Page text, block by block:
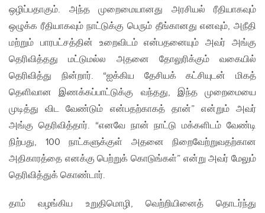
ஒழிப்பதாகும். அந்த முறைமையானது அரசியல் ரீதியாகவும்
ஒழுக்க ரீதியாகவும் நாட்டுக்கு பெரும் தீங்கானது எனவும், அநீதி
மற்றும் பாரபட்சத்தின் உறைவிடம் என்பதனையும் அவர் அங்கு
தெரிவித்தது மட்டுமல்ல அதனை தோலுரிக்கும் வகையில்
தெரிவித்து நின்றார். “ஐக்கிய தேசியக் கட்சியுடன் மிகத்
தெளிவான இணக்கப்பாட்டுக்கு வந்தது, இந்த முறைமையை
முடித்து விட வேண்டும் என்பதற்காகத் தான்” என்றும் அவர்
அங்கு தெரிவித்தார். “எனவே நான் நாட்டு மக்களிடம் வேண்டி
நிற்பது, 100 நாட்களுக்குள் அதனை நிறைவேற்றுவதற்கான
அதிகாரத்தை எனக்கு பெற்றுக் கொடுங்கள்” என்று அவர் மேலும்
தெரிவித்துக் கொண்டார்.
தாம் வழங்கிய உறுதிமொழி, வெற்றியினைத் தொடர்ந்து